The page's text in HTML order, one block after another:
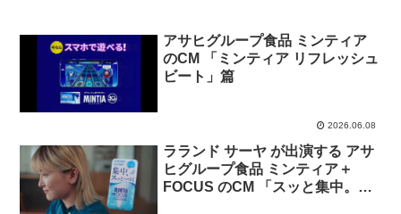
アサヒグループ食品 ミンティア
のCM 「ミンティア リフレッシュ
ビート」篇
2026.06.08
ラランド サーヤ が出演する アサ
ヒグループ食品 ミンティア＋
FOCUS のCM 「スッと集中。ず